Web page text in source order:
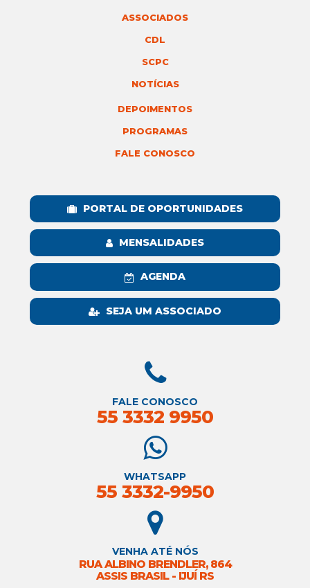
ASSOCIADOS
CDL
SCPC
NOTÍCIAS
DEPOIMENTOS
PROGRAMAS
FALE CONOSCO
PORTAL DE OPORTUNIDADES
MENSALIDADES
AGENDA
SEJA UM ASSOCIADO
FALE CONOSCO
55 3332 9950
WHATSAPP
55 3332-9950
VENHA ATÉ NÓS
RUA ALBINO BRENDLER, 864
ASSIS BRASIL - IJUÍ RS